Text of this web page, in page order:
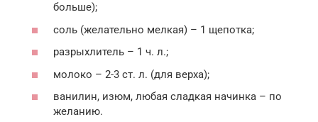
больше);
соль (желательно мелкая) – 1 щепотка;
разрыхлитель – 1 ч. л.;
молоко – 2-3 ст. л. (для верха);
ванилин, изюм, любая сладкая начинка – по
желанию.